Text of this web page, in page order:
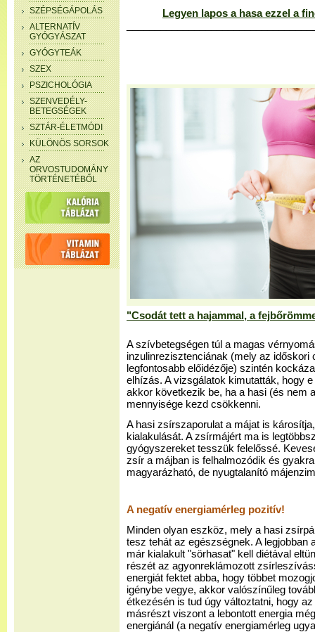
SZÉPSÉGÁPOLÁS
ALTERNATÍV
GYÓGYÁSZAT
GYÓGYTEÁK
SZEX
PSZICHOLÓGIA
SZENVEDÉLY-
BETEGSÉGEK
SZTÁR-ÉLETMÓDI
KÜLÖNÖS SORSOK
AZ
ORVOSTUDOMÁNY
TÖRTÉNETÉBŐL
Legyen lapos a hasa ezzel a
"Csodát tett a hajammal, a
A szívbetegségen túl a magas
inzulinrezisztenciának (mely az időskori
legfontosabb előidézője) szintén
elhízás. A vizsgálatok kimutatták, hogy
akkor következik be, ha a hasi (és nem
mennyisége kezd csökkenni.
A hasi zsírszaporulat a májat is
kialakulását. A zsírmájért ma is
gyógyszereket tesszük felelőssé.
zsír a májban is felhalmozódik és
magyarázható, de nyugtalanító
A negatív energiamérleg pozitív!
Minden olyan eszköz, mely a hasi
tesz tehát az egészségnek. A legjobban
már kialakult "sörhasat" kell diétával
részét az agyonreklámozott
energiát fektet abba, hogy többet
igénybe vegye, akkor valószínűleg
étkezésén is tud úgy változtatni, hogy
másrészt viszont a lebontott energia
energiánál (a negatív energiamérleg